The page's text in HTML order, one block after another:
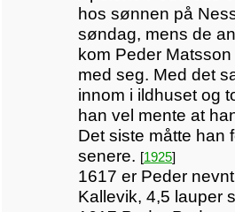
hos sønnen på
søndag, mens de
kom Peder
med seg. Med det
innom i ildhuset og
han vel mente at
Det siste måtte han
senere. [1925]
1617 er Peder
Kallevik, 4,5 lauper